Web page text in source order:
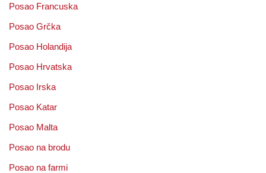
Posao Francuska
Posao Grčka
Posao Holandija
Posao Hrvatska
Posao Irska
Posao Katar
Posao Malta
Posao na brodu
Posao na farmi